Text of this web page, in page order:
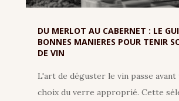
DU MERLOT AU CABERNET : LE
BONNES MANIERES POUR TENIR
DE VIN
L'art de déguster le vin passe
choix du verre approprié. Cette